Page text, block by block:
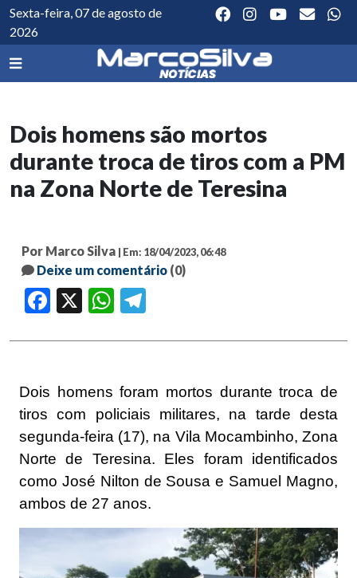
Sexta-feira, 07 de agosto de
2026
Dois homens são mortos
durante troca de tiros com a PM
na Zona Norte de Teresina
Por Marco Silva | Em: 18/04/2023, 06:48
Deixe um comentário (0)
Facebook WhatsApp
Dois homens foram mortos durante troca de
tiros com policiais militares, na tarde desta
segunda-feira (17), na Vila Mocambinho, Zona
Norte de Teresina. Eles foram identificados
como José Nilton de Sousa e Samuel Magno,
ambos de 27 anos.